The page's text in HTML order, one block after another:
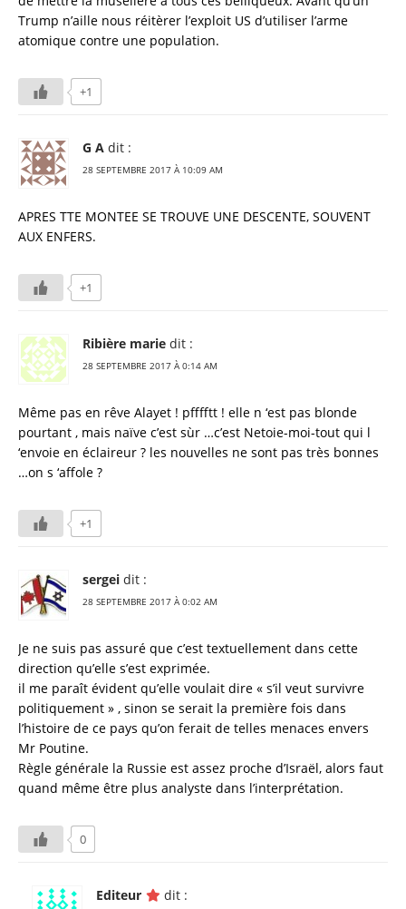
Trump n’aille nous réitèrer l’exploit US d’utiliser l’arme
atomique contre une population.
+1
G A dit :
28 SEPTEMBRE 2017 À 10:09 AM
APRES TTE MONTEE SE TROUVE UNE DESCENTE, SOUVENT
AUX ENFERS.
+1
Ribière marie dit :
28 SEPTEMBRE 2017 À 0:14 AM
Même pas en rêve Alayet ! pfffftt ! elle n ‘est pas blonde
pourtant , mais naïve c’est sùr …c’est Netoie-moi-tout qui l
‘envoie en éclaireur ? les nouvelles ne sont pas très bonnes
…on s ‘affole ?
+1
sergei dit :
28 SEPTEMBRE 2017 À 0:02 AM
Je ne suis pas assuré que c’est textuellement dans cette
direction qu’elle s’est exprimée.
il me paraît évident qu’elle voulait dire « s’il veut survivre
politiquement » , sinon se serait la première fois dans
l’histoire de ce pays qu’on ferait de telles menaces envers
Mr Poutine.
Règle générale la Russie est assez proche d’Israël, alors faut
quand même être plus analyste dans l’interprétation.
0
Editeur dit :